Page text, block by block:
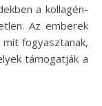
a kollagén-
Az emberek
fogyasztanak,
támogatják a